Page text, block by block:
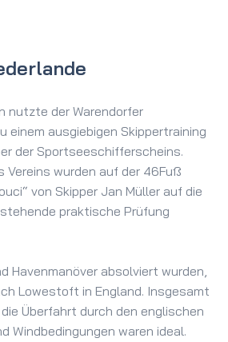
nutzte der Warendorfer
einem ausgiebigen Skippertraining
der Sportseeschifferscheins.
Vereins wurden auf der 46Fuß
von Skipper Jan Müller auf die
praktische Prüfung
Havenmanöver absolviert wurden,
Lowestoft in England. Insgesamt
Überfahrt durch den englischen
Windbedingungen waren ideal.